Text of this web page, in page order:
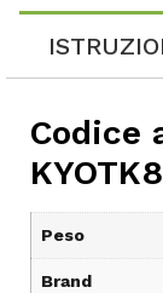
Codice
Peso
Brand